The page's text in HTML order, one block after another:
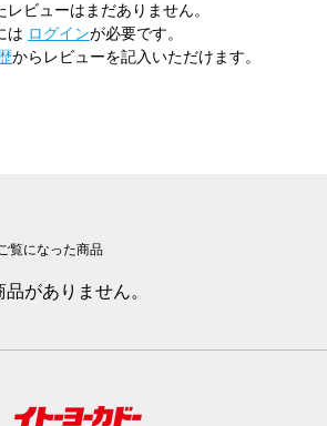
ビューはまだありません。
は ログインが必要です。
からレビューを記入いただけます。
覧になった商品
がありません。